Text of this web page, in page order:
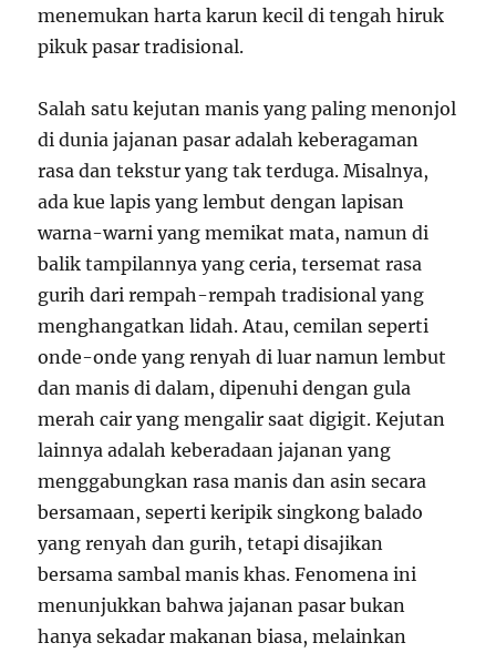
menemukan harta karun kecil di tengah hiruk
pikuk pasar tradisional.
Salah satu kejutan manis yang paling menonjol
di dunia jajanan pasar adalah keberagaman
rasa dan tekstur yang tak terduga. Misalnya,
ada kue lapis yang lembut dengan lapisan
warna-warni yang memikat mata, namun di
balik tampilannya yang ceria, tersemat rasa
gurih dari rempah-rempah tradisional yang
menghangatkan lidah. Atau, cemilan seperti
onde-onde yang renyah di luar namun lembut
dan manis di dalam, dipenuhi dengan gula
merah cair yang mengalir saat digigit. Kejutan
lainnya adalah keberadaan jajanan yang
menggabungkan rasa manis dan asin secara
bersamaan, seperti keripik singkong balado
yang renyah dan gurih, tetapi disajikan
bersama sambal manis khas. Fenomena ini
menunjukkan bahwa jajanan pasar bukan
hanya sekadar makanan biasa, melainkan